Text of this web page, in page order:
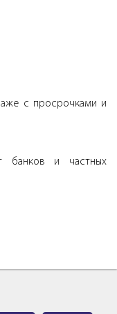
с просрочками и
банков и частных